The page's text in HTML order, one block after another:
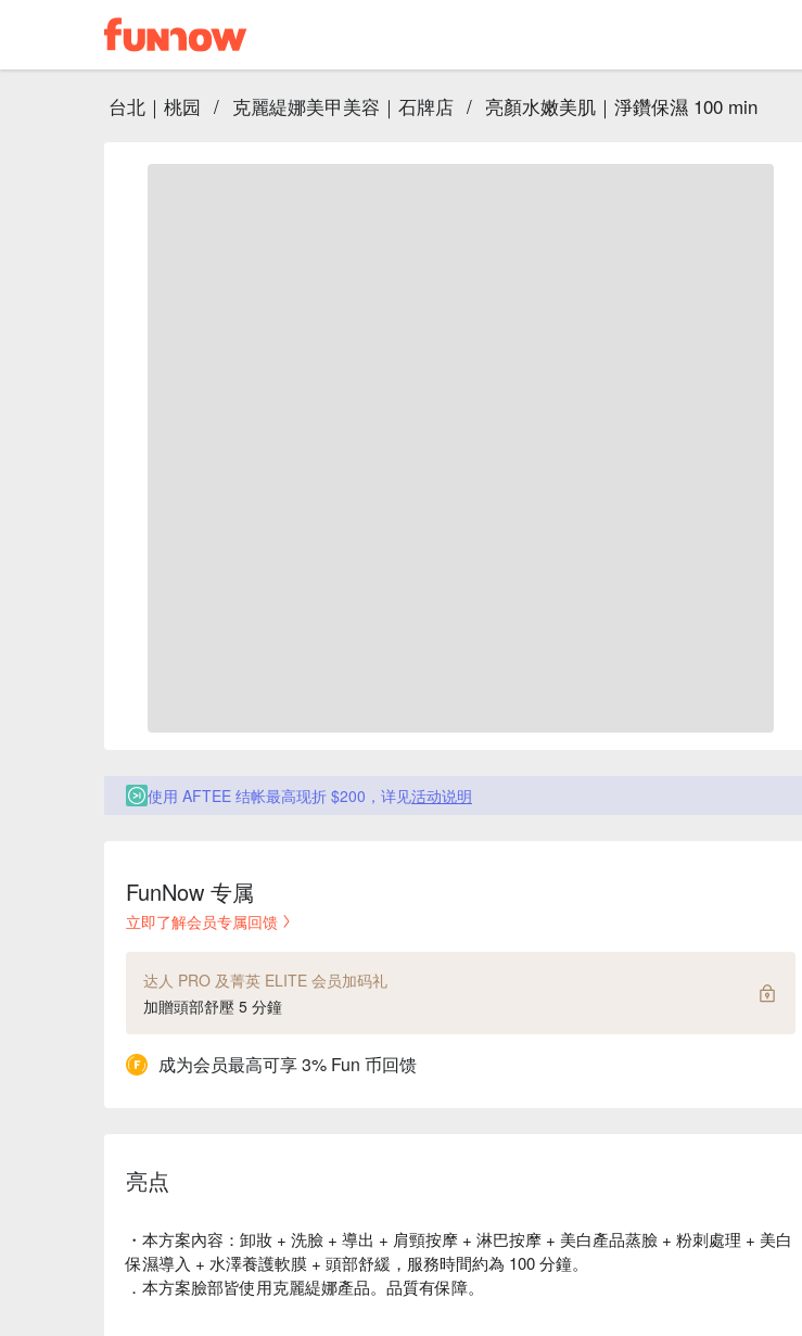
台北｜桃园 / 克麗緹娜美甲美容｜石牌店 / 亮顏水嫩美肌｜淨鑽保濕 100 min
使用 AFTEE 结帐最高现折 $200，详见活动说明
FunNow 专属
立即了解会员专属回馈
达人 PRO 及菁英 ELITE 会员加码礼
加贈頭部舒壓 5 分鐘
成为会员最高可享 3% Fun 币回馈
亮点
・本方案內容：卸妝 + 洗臉 + 導出 + 肩頸按摩 + 淋巴按摩 + 美白產品蒸臉 + 粉刺處理 + 美白
保濕導入 + 水澤養護軟膜 + 頭部舒緩，服務時間約為 100 分鐘。
．本方案臉部皆使用克麗緹娜產品。品質有保障。